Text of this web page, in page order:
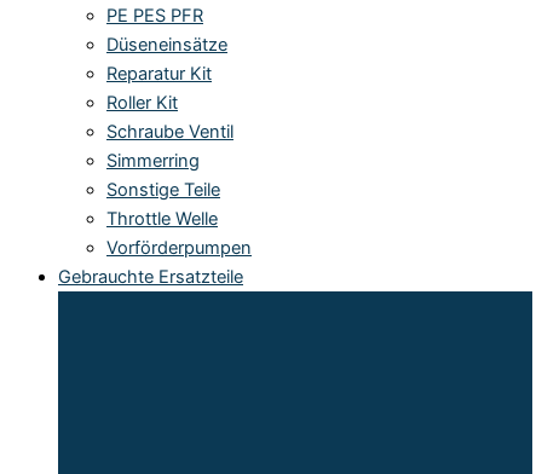
PE PES PFR
Düseneinsätze
Reparatur Kit
Roller Kit
Schraube Ventil
Simmerring
Sonstige Teile
Throttle Welle
Vorförderpumpen
Gebrauchte Ersatzteile